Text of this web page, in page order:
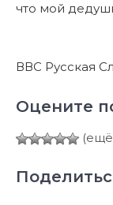
что мой
ВВС Русская
Оцените